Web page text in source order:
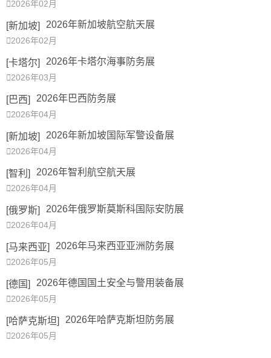
2026年02月
[新加坡] 2026年新加坡航空航天展
2026年02月
[卡塔尔] 2026年卡塔尔海事防务展
2026年03月
[巴西] 2026年巴西防务展
2026年04月
[新加坡] 2026年新加坡国际军警设备展
2026年04月
[智利] 2026年智利航空航天展
2026年04月
[俄罗斯] 2026年俄罗斯莫斯科国际安防展
2026年04月
[马来西亚] 2026年马来西亚亚洲防务展
2026年05月
[德国] 2026年德国国土安全与警用装备展
2026年05月
[哈萨克斯坦] 2026年哈萨克斯坦防务展
2026年05月